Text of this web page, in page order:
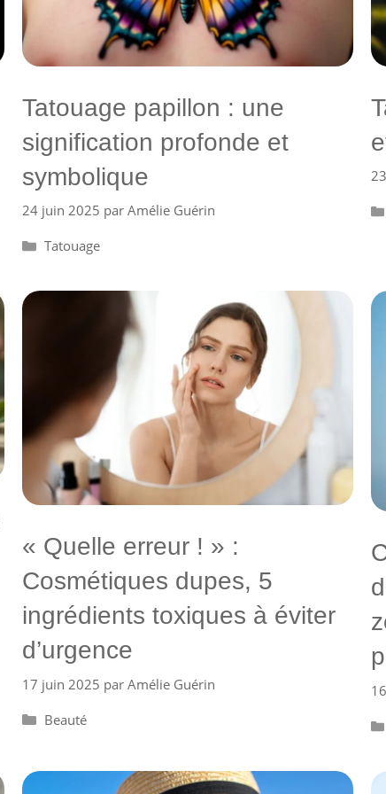
Tatouage papillon : une
signification profonde et
symbolique
24 juin 2025 parAmélie Guérin
Catégories
Tatouage
« Quelle erreur ! » :
Cosmétiques dupes, 5
ingrédients toxiques à éviter
d’urgence
17 juin 2025 parAmélie Guérin
Catégories
Beauté